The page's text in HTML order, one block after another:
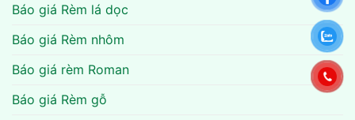
Báo giá Rèm lá dọc
Báo giá Rèm nhôm
Báo giá rèm Roman
Báo giá Rèm gỗ